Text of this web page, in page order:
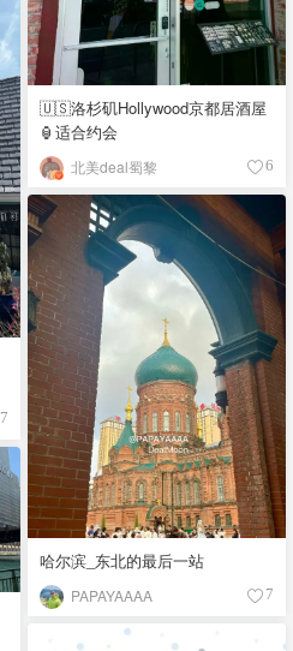
🇺🇸洛杉矶Hollywood京都居酒屋
🏮适合约会
北美deal蜀黎 6
7
哈尔滨_东北的最后一站
PAPAYAAAA 7